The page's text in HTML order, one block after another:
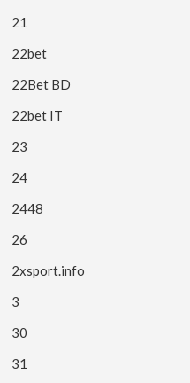
21
22bet
22Bet BD
22bet IT
23
24
2448
26
2xsport.info
3
30
31